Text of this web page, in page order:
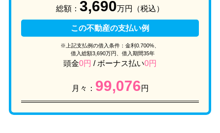
総額： 3,690万円（税込）
この不動産の支払い例
※上記支払例の借入条件：金利0.700%、
借入総額3,690万円、借入期間35年
頭金0円 / ボーナス払い0円
月々： 99,076円